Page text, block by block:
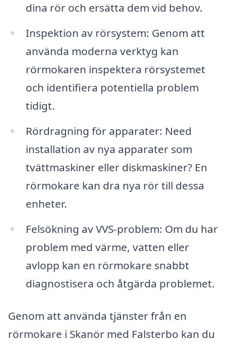
dina rör och ersätta dem vid behov.
Inspektion av rörsystem: Genom att
använda moderna verktyg kan
rörmokaren inspektera rörsystemet
och identifiera potentiella problem
tidigt.
Rördragning för apparater: Need
installation av nya apparater som
tvättmaskiner eller diskmaskiner? En
rörmokare kan dra nya rör till dessa
enheter.
Felsökning av VVS-problem: Om du har
problem med värme, vatten eller
avlopp kan en rörmokare snabbt
diagnostisera och åtgärda problemet.
Genom att använda tjänster från en
rörmokare i Skanör med Falsterbo kan du